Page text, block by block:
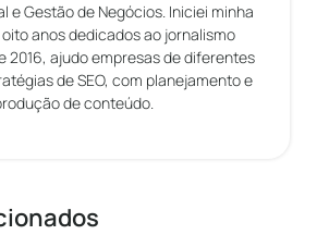
e Gestão de Negócios. Iniciei minha
anos dedicados ao jornalismo
2016, ajudo empresas de diferentes
de SEO, com planejamento e
de conteúdo.